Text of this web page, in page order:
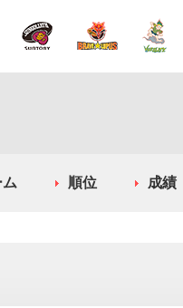
順位 成績